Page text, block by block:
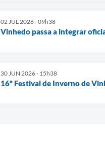
02 JUL 2026 - 09h38
Vinhedo passa a integrar
30 JUN 2026 - 15h38
16º Festival de Inverno de